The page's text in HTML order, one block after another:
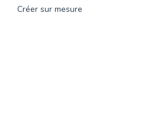
Créer sur mesure